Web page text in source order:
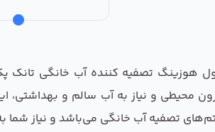
محیطی و نیاز به آب سالم و
تصفیه آب خانگی می‌باشد و نیاز شما